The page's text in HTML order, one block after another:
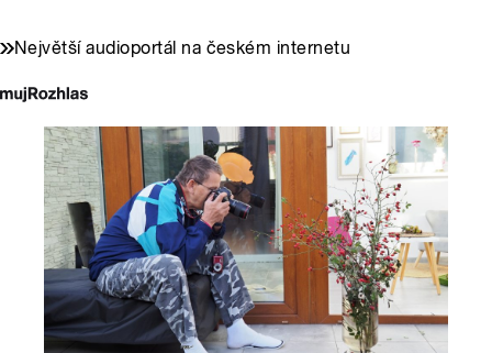
Největší audioportál na českém internetu